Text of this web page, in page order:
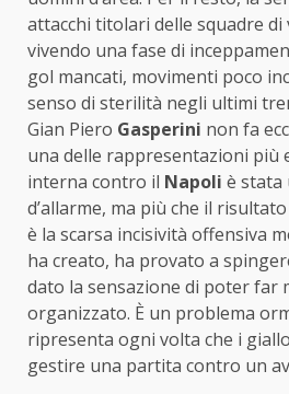
attacchi titolari delle squadre di
vivendo una fase di
gol mancati, movimenti poco
senso di sterilità negli ultimi
Gian Piero Gasperini non fa
una delle rappresentazioni più
interna contro il Napoli è stata
d’allarme, ma più che il
è la scarsa incisività offensiva
ha creato, ha provato a
dato la sensazione di poter far
organizzato. È un problema
ripresenta ogni volta che i
gestire una partita contro un